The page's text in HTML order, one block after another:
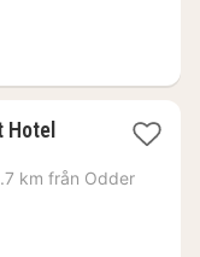
1
från
km från Odder